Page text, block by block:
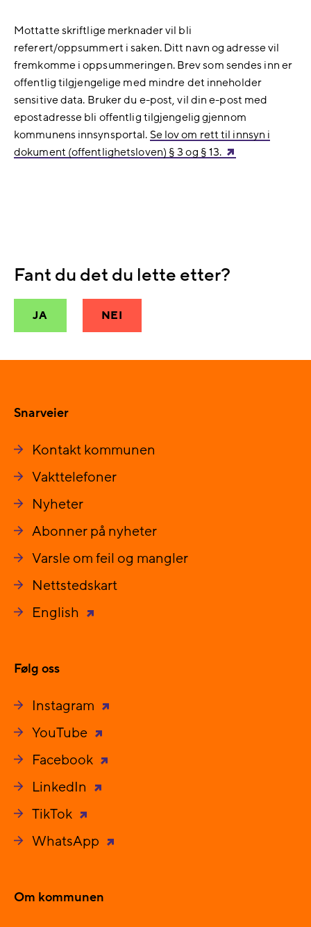
Mottatte skriftlige merknader vil bli
referert/oppsummert i saken. Ditt navn og adresse vil
fremkomme i oppsummeringen. Brev som sendes inn er
offentlig tilgjengelige med mindre det inneholder
sensitive data. Bruker du e-post, vil din e-post med
epostadresse bli offentlig tilgjengelig gjennom
kommunens innsynsportal. Se lov om rett til innsyn i
dokument (offentlighetsloven) § 3 og § 13.
Fant du det du lette etter?
JA NEI
Snarveier
Kontakt kommunen
Vakttelefoner
Nyheter
Abonner på nyheter
Varsle om feil og mangler
Nettstedskart
English
Følg oss
Instagram
YouTube
Facebook
LinkedIn
TikTok
WhatsApp
Om kommunen